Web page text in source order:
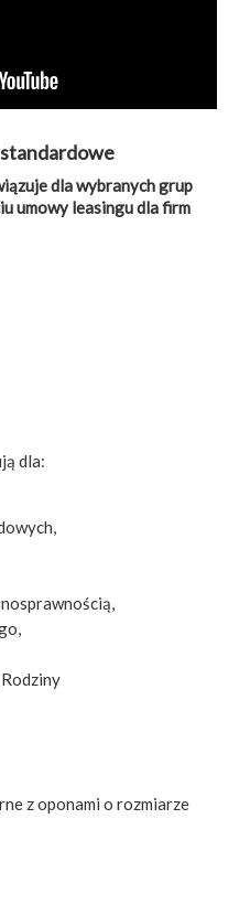
dla wybranych grup
umowy leasingu dla firm
dla:
z oponami o rozmiarze